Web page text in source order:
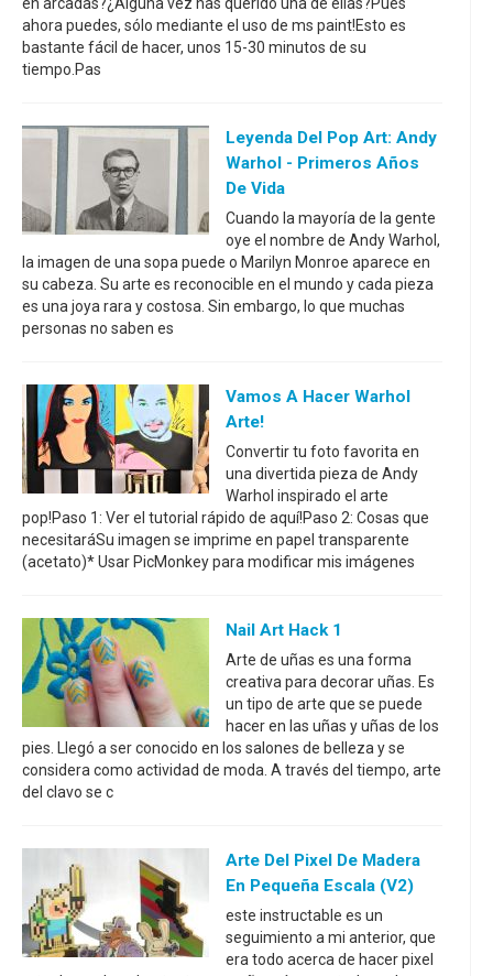
ahora puedes, sólo mediante el uso de ms paint!Esto es
bastante fácil de hacer, unos 15-30 minutos de su
tiempo.Pas
Leyenda Del Pop Art: Andy
Warhol - Primeros Años
De Vida
Cuando la mayoría de la gente
oye el nombre de Andy Warhol,
la imagen de una sopa puede o Marilyn Monroe aparece en
su cabeza. Su arte es reconocible en el mundo y cada pieza
es una joya rara y costosa. Sin embargo, lo que muchas
personas no saben es
Vamos A Hacer Warhol
Arte!
Convertir tu foto favorita en
una divertida pieza de Andy
Warhol inspirado el arte
pop!Paso 1: Ver el tutorial rápido de aquí!Paso 2: Cosas que
necesitaráSu imagen se imprime en papel transparente
(acetato)* Usar PicMonkey para modificar mis imágenes
Nail Art Hack 1
Arte de uñas es una forma
creativa para decorar uñas. Es
un tipo de arte que se puede
hacer en las uñas y uñas de los
pies. Llegó a ser conocido en los salones de belleza y se
considera como actividad de moda. A través del tiempo, arte
del clavo se c
Arte Del Pixel De Madera
En Pequeña Escala (v2)
este instructable es un
seguimiento a mi anterior, que
era todo acerca de hacer pixel